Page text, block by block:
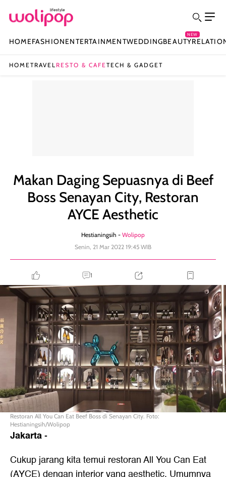
HOMEFASHIONENTERTAINMENTWEDDINGBEAUTY
NEW
HOMETRAVEL RESTO & CAFETECH & GADGET
Makan Daging Sepuasnya di Beef
Boss Senayan City, Restoran
AYCE Aesthetic
Hestianingsih - Wolipop
Senin, 21 Mar 2022 19:45 WIB
1
Restoran All You Can Eat Beef Boss di Senayan City. Foto:
Hestianingsih/Wolipop
Jakarta-
Cukup jarang kita temui restoran All You Can Eat